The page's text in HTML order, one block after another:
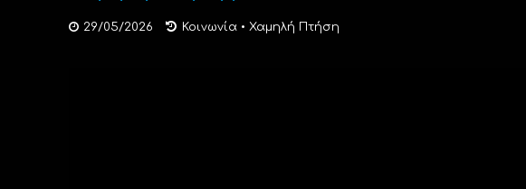
29/05/2026 Κοινωνία • Χαμηλή Πτήση